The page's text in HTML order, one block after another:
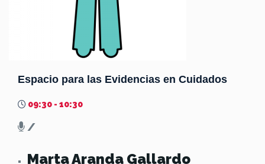
Espacio para las Evidencias en Cuidados
09:30 - 10:30
/
Marta Aranda Gallardo